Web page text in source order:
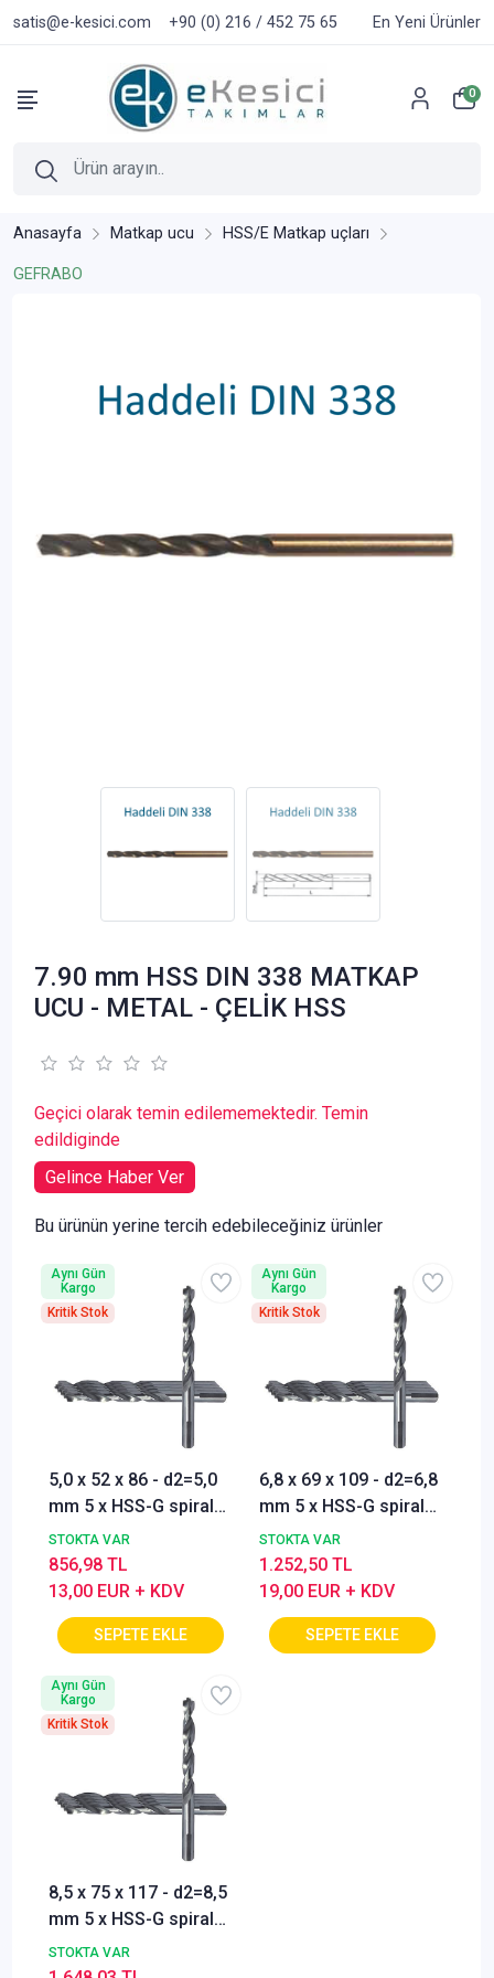
satis@e-kesici.com +90 (0) 216 / 452 75 65 En Yeni Ürünler
0
Anasayfa Matkap ucu HSS/E Matkap uçları
GEFRABO
7.90 mm HSS DIN 338 MATKAP
UCU - METAL - ÇELİK HSS
Geçici olarak temin edilememektedir. Temin
edildiginde
Gelince Haber Ver
Bu ürünün yerine tercih edebileceğiniz ürünler
5,0 x 52 x 86 - d2=5,0
mm 5 x HSS-G spiral
matkap ucu,
merkezleme uçlu,
yüksek performanslı
metal matkap uçları,
kendinden
uçları (5'li paket)
STOKTA VAR
13,00 EUR + KDV
856,98 TL
Aynı Gün
Kargo
Kritik Stok
6,8 x 69 x 109 - d2=6,8
mm 5 x HSS-G spiral
matkap ucu,
merkezleme uçlu,
yüksek performanslı
metal matkap uçları,
kendinden
STOKTA VAR
19,00 EUR + KDV
1.252,50 TL
Aynı Gün
Kargo
Kritik Stok
8,5 x 75 x 117 - d2=8,5
mm 5 x HSS-G spiral
matkap ucu,
merkezleme uçlu,
STOKTA VAR
Aynı Gün
Kargo
Kritik Stok